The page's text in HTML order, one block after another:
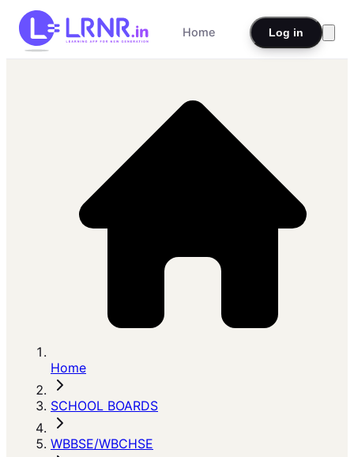
Home Log in
Home
SCHOOL BOARDS
WBBSE/WBCHSE